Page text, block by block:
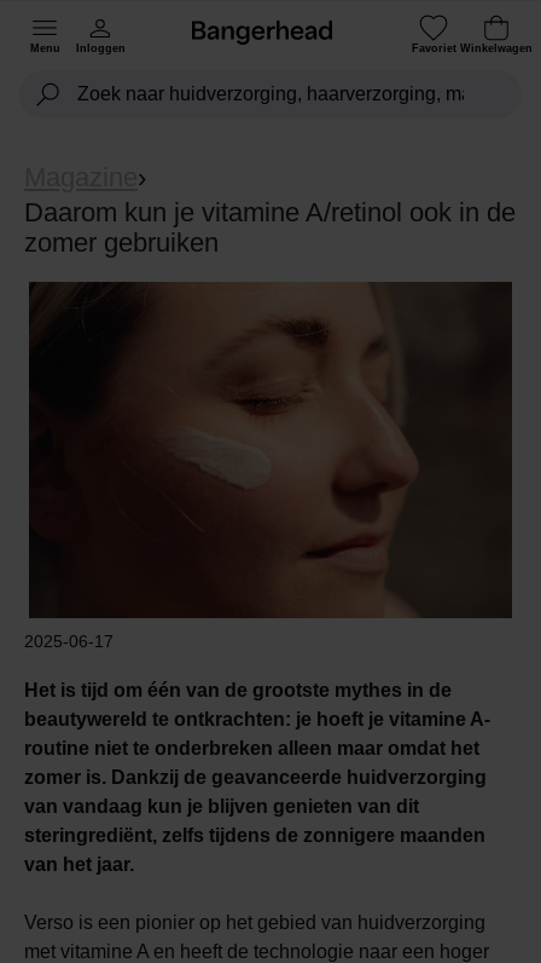
Menu Inloggen Favoriet Winkelwagen
›
Daarom kun je vitamine A/retinol ook in de
zomer gebruiken
2025-06-17
Het is tijd om één van de grootste mythes in de
beautywereld te ontkrachten: je hoeft je vitamine A-
routine niet te onderbreken alleen maar omdat het
zomer is. Dankzij de geavanceerde huidverzorging
van vandaag kun je blijven genieten van dit
steringrediënt, zelfs tijdens de zonnigere maanden
van het jaar.
Verso is een pionier op het gebied van huidverzorging
met vitamine A en heeft de technologie naar een hoger